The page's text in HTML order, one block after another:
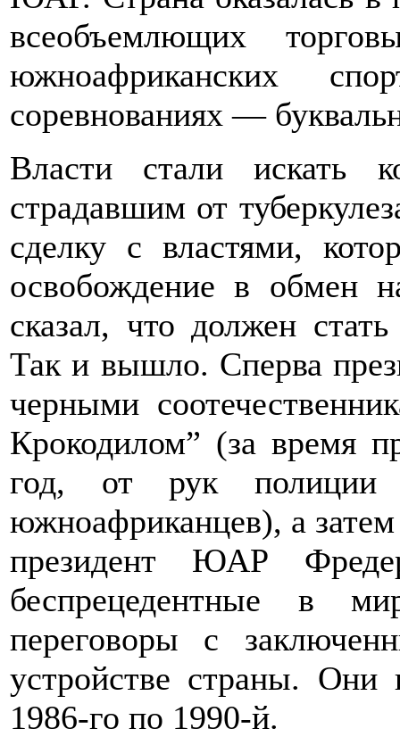
всеобъемлющих
южноафриканских
соревнованиях —
Власти стали искать
страдавшим от
сделку с властями,
освобождение в обмен
сказал, что должен
Так и вышло. Сперва
черными
Крокодилом” (за время
год, от рук полиции
южноафриканцев), а
президент ЮАР
беспрецедентные в
переговоры с
устройстве страны. Они
1986-го по 1990-й.